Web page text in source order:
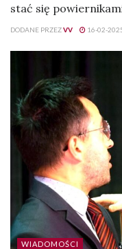
stać się
DODANE PRZEZVV 16-02-
WIADOMOŚCI